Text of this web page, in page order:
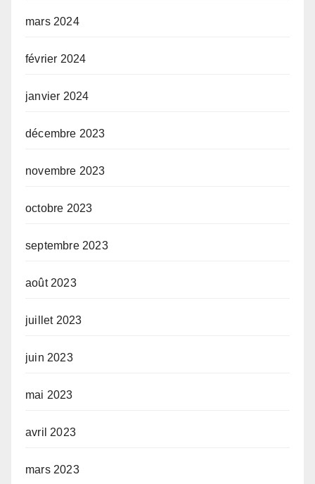
mars 2024
février 2024
janvier 2024
décembre 2023
novembre 2023
octobre 2023
septembre 2023
août 2023
juillet 2023
juin 2023
mai 2023
avril 2023
mars 2023